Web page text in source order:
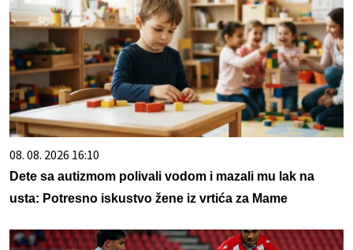
08. 08. 2026 16:10
Dete sa autizmom polivali vodom i mazali mu lak na
usta: Potresno iskustvo žene iz vrtića za Mame